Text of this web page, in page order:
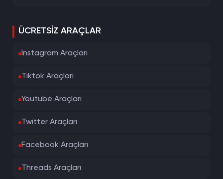
ÜCRETSIZ ARAÇLAR
İnstagram Araçları
Tiktok Araçları
Youtube Araçları
Twitter Araçları
Facebook Araçları
Threads Araçları